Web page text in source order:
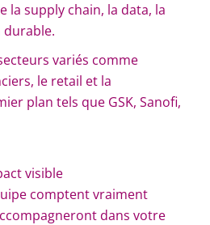
la supply chain, la data, la
variés comme
le retail et la
plan tels que GSK, Sanofi,
visible
comptent vraiment
dans votre